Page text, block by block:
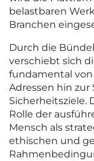
belastbaren
Branchen
Durch die
verschiebt sich
fundamental
Adressen hin
Sicherheitsziele.
Rolle der
Mensch als
ethischen und